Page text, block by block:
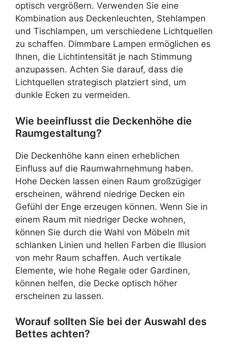
optisch vergrößern. Verwenden Sie eine
Kombination aus Deckenleuchten, Stehlampen
und Tischlampen, um verschiedene Lichtquellen
zu schaffen. Dimmbare Lampen ermöglichen es
Ihnen, die Lichtintensität je nach Stimmung
anzupassen. Achten Sie darauf, dass die
Lichtquellen strategisch platziert sind, um
dunkle Ecken zu vermeiden.
Wie beeinflusst die Deckenhöhe die
Raumgestaltung?
Die Deckenhöhe kann einen erheblichen
Einfluss auf die Raumwahrnehmung haben.
Hohe Decken lassen einen Raum großzügiger
erscheinen, während niedrige Decken ein
Gefühl der Enge erzeugen können. Wenn Sie in
einem Raum mit niedriger Decke wohnen,
können Sie durch die Wahl von Möbeln mit
schlanken Linien und hellen Farben die Illusion
von mehr Raum schaffen. Auch vertikale
Elemente, wie hohe Regale oder Gardinen,
können helfen, die Decke optisch höher
erscheinen zu lassen.
Worauf sollten Sie bei der Auswahl des
Bettes achten?